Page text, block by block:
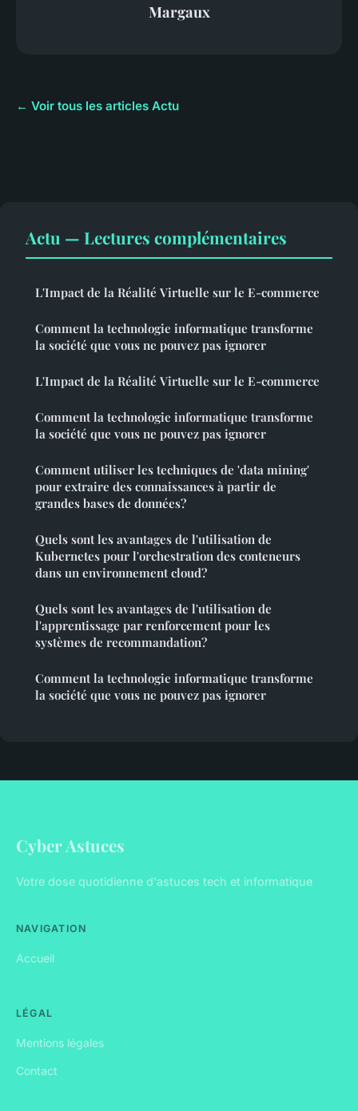
Margaux
← Voir tous les articles Actu
Actu — Lectures complémentaires
L'Impact de la Réalité Virtuelle sur le E-commerce
Comment la technologie informatique transforme
la société que vous ne pouvez pas ignorer
L'Impact de la Réalité Virtuelle sur le E-commerce
Comment la technologie informatique transforme
la société que vous ne pouvez pas ignorer
Comment utiliser les techniques de 'data mining'
pour extraire des connaissances à partir de
grandes bases de données?
Quels sont les avantages de l'utilisation de
Kubernetes pour l'orchestration des conteneurs
dans un environnement cloud?
Quels sont les avantages de l'utilisation de
l'apprentissage par renforcement pour les
systèmes de recommandation?
Comment la technologie informatique transforme
la société que vous ne pouvez pas ignorer
Cyber Astuces
Votre dose quotidienne d'astuces tech et informatique
NAVIGATION
Accueil
LÉGAL
Mentions légales
Contact